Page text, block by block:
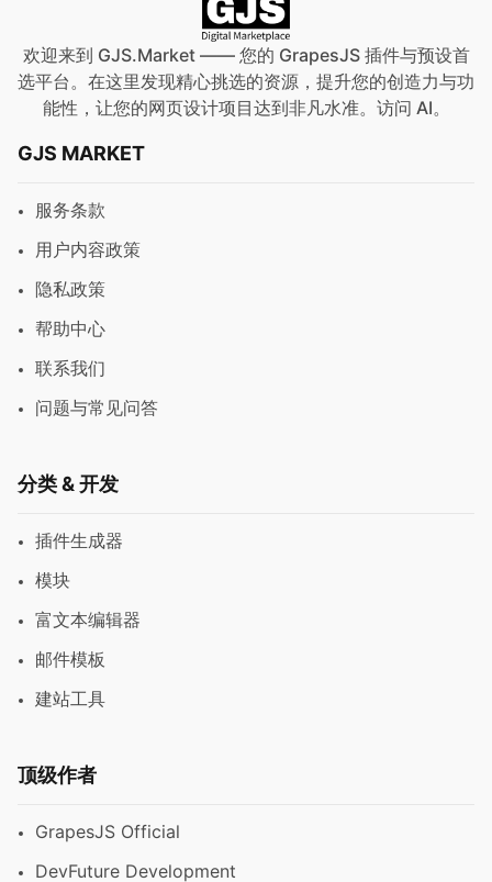
欢迎来到 GJS.Market —— 您的 GrapesJS 插件与预设首
选平台。在这里发现精心挑选的资源，提升您的创造力与功
能性，让您的网页设计项目达到非凡水准。访问 AI。
GJS MARKET
服务条款
用户内容政策
隐私政策
帮助中心
联系我们
问题与常见问答
分类 & 开发
插件生成器
模块
富文本编辑器
邮件模板
建站工具
顶级作者
GrapesJS Official
DevFuture Development